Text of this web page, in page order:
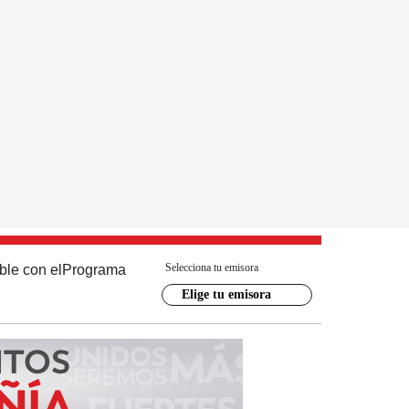
con el Programa Selecciona tu emisora
Elige tu emisora